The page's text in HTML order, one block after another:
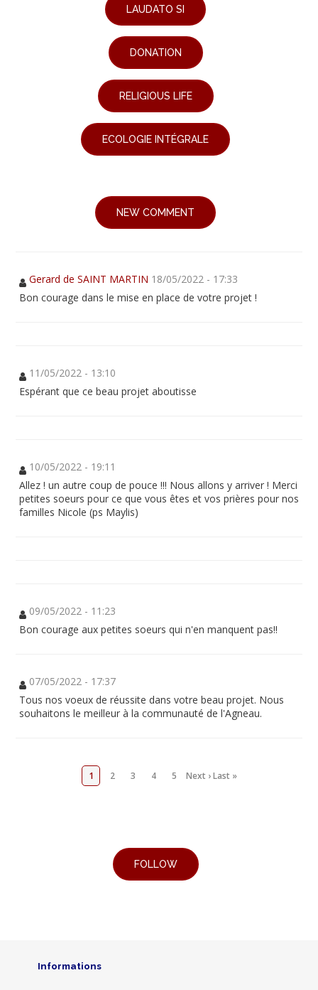
LAUDATO SI
DONATION
RELIGIOUS LIFE
ECOLOGIE INTÉGRALE
NEW COMMENT
Gerard de SAINT MARTIN 18/05/2022 - 17:33
Bon courage dans le mise en place de votre projet !
11/05/2022 - 13:10
Espérant que ce beau projet aboutisse
10/05/2022 - 19:11
Allez ! un autre coup de pouce !!! Nous allons y arriver ! Merci
petites soeurs pour ce que vous êtes et vos prières pour nos
familles Nicole (ps Maylis)
09/05/2022 - 11:23
Bon courage aux petites soeurs qui n'en manquent pas!!
07/05/2022 - 17:37
Tous nos voeux de réussite dans votre beau projet. Nous
souhaitons le meilleur à la communauté de l'Agneau.
1 2 3 4 5 Next › Last »
Informations